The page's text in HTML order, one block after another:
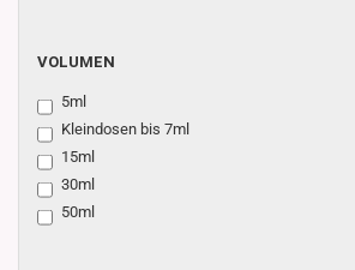
VOLUMEN
VOLUMEN
5ml
Kleindosen bis 7ml
15ml
30ml
50ml